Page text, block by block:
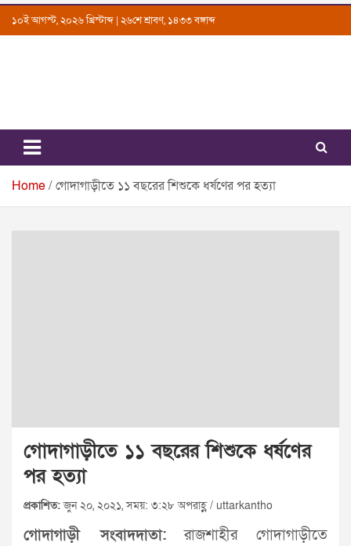
Skip১০ই আগস্ট, ২০২৬ খ্রিস্টাব্দ | ২৬শে শ্রাবণ, ১৪৩৩ বঙ্গাব্দ
Uttarkantho
News Portal
Home গোদাগাড়ীতে ১১ বছরের শিশুকে ধর্ষণের পর হত্যা
গোদাগাড়ীতে ১১ বছরের শিশুকে ধর্ষণের
পর হত্যা
প্রকাশিত:জুন ২০, ২০২১, সময়: ৩:২৮ অপরাহ্ণ / uttarkantho
গোদাগাড়ী সংবাদদাতা:রাজশাহীর গোদাগাড়ীতে